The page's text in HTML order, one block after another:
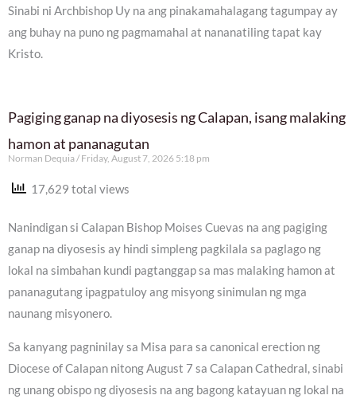
Sinabi ni Archbishop Uy na ang pinakamahalagang tagumpay ay
ang buhay na puno ng pagmamahal at nananatiling tapat kay
Kristo.
Pagiging ganap na diyosesis ng Calapan, isang malaking
hamon at pananagutan
Norman Dequia Friday, August 7, 2026 5:18 pm
17,629 total views
Nanindigan si Calapan Bishop Moises Cuevas na ang pagiging
ganap na diyosesis ay hindi simpleng pagkilala sa paglago ng
lokal na simbahan kundi pagtanggap sa mas malaking hamon at
pananagutang ipagpatuloy ang misyong sinimulan ng mga
naunang misyonero.
Sa kanyang pagninilay sa Misa para sa canonical erection ng
Diocese of Calapan nitong August 7 sa Calapan Cathedral, sinabi
ng unang obispo ng diyosesis na ang bagong katayuan ng lokal na